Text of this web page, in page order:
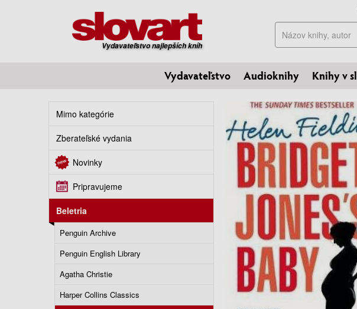
Vydavateľstvo najlepších kníh
Hľadať
Vydavateľstvo Audioknihy Knihy v
Mimo kategórie
Zberateľské vydania
Novinky
Pripravujeme
Beletria
Penguin Archive
Penguin English Library
Agatha Christie
Harper Collins Classics